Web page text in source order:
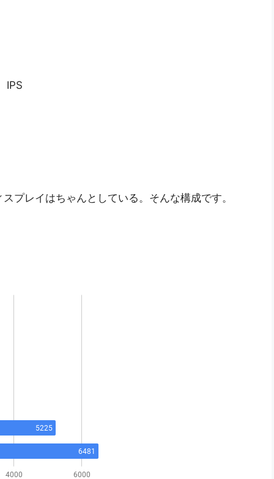
IPS
プレイはちゃんとしている。そんな構成です。